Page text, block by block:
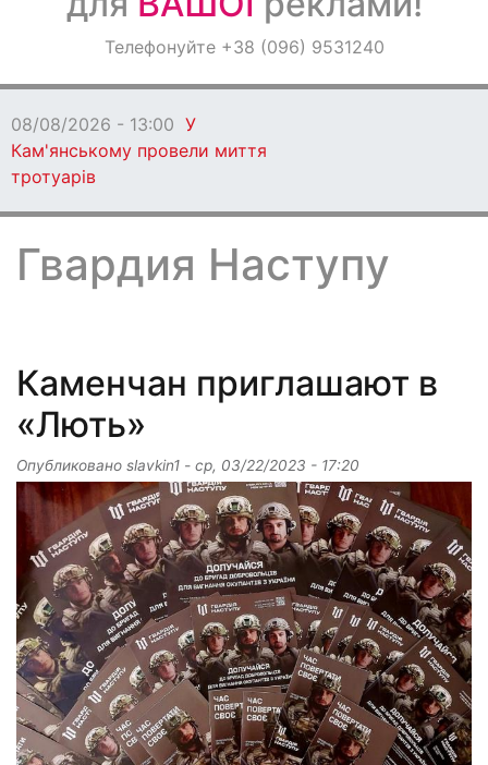
ОголошенняТелефонуйте +38 (096) 9531240
08/08/2026 - 13:00 У
Кам'янському провели миття
тротуарів
Гвардия Наступу
Каменчан приглашают в
«Лють»
Опубликовано slavkin1 - ср, 03/22/2023 - 17:20